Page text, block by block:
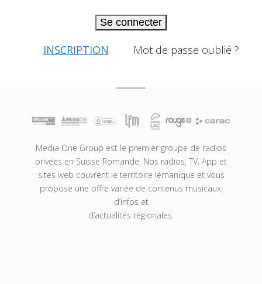
Se connecter
INSCRIPTION Mot de passe oublié ?
Media One Group est le premier groupe de radios
privées en Suisse Romande. Nos radios, TV, App et
sites web couvrent le territoire lémanique et vous
propose une offre variée de contenus musicaux,
d’infos et
d’actualités régionales.